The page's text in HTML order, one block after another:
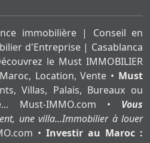
immobilière | Conseil en
d'Entreprise | Casablanca
le Must IMMOBILIER
Location, Vente • Must
Villas, Palais, Bureaux ou
Must-IMMO.com • Vous
une villa...Immobilier à louer
• Investir au Maroc :